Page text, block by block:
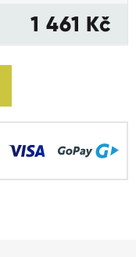
1 461 Kč